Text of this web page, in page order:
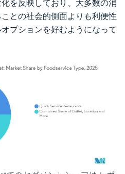
を反映しており、大多数の消
との社会的側面よりも利便性
プションを好むようになって